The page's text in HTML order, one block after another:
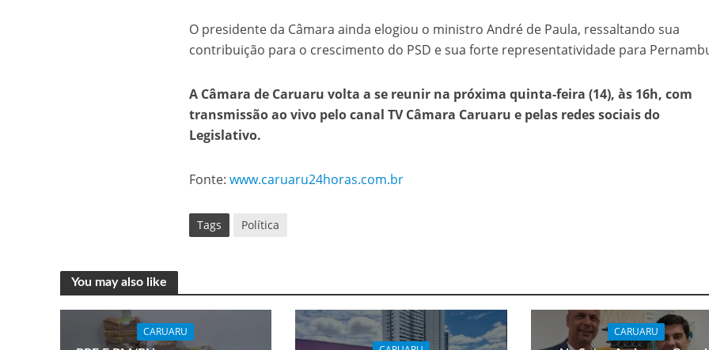
O presidente da Câmara ainda elogiou o ministro André de Paula, ressaltando sua
contribuição para o crescimento do PSD e sua forte representatividade para
A Câmara de Caruaru volta a se reunir na próxima quinta-feira (14), às 16h, com
transmissão ao vivo pelo canal TV Câmara Caruaru e pelas redes sociais do
Legislativo.
Fonte:www.caruaru24horas.com.br
Tags Política
You may also like
CARUARU CARUARU